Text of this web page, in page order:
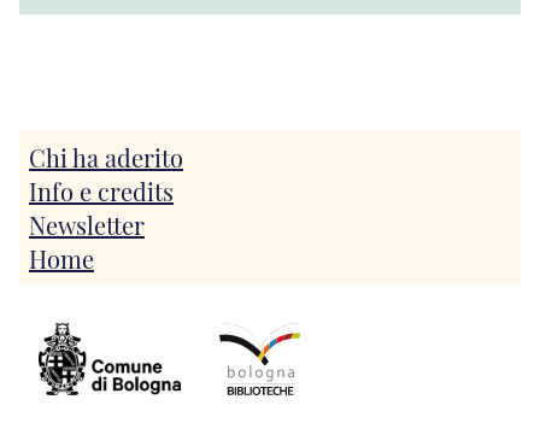
Chi ha aderito
Info e credits
Newsletter
Home